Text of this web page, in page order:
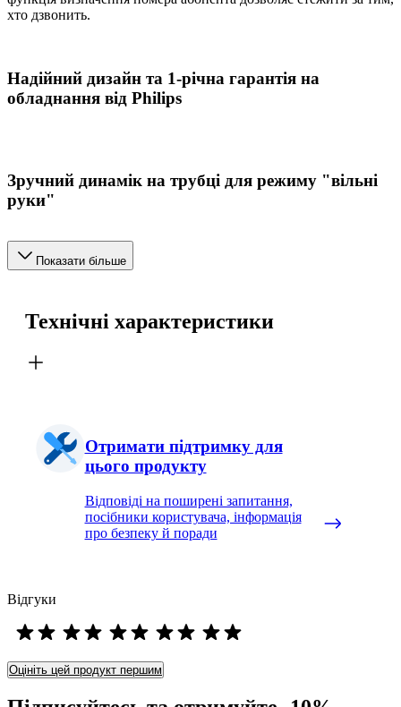
хто дзвонить.
Надійний дизайн та 1-річна гарантія на
обладнання від Philips
Зручний динамік на трубці для режиму "вільні
руки"
Показати більше
Технічні характеристики
Отримати підтримку для
цього продукту
Відповіді на поширені запитання,
посібники користувача, інформація
про безпеку й поради
Відгуки
Оцініть цей продукт першим